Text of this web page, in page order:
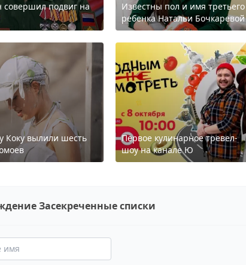
совершил подвиг на
Известны пол и имя третьего
ребенка Натальи Бочкаревой
Коку вылили шесть
Первое кулинарное тревел-
шоу на канале Ю
Засекреченные списки